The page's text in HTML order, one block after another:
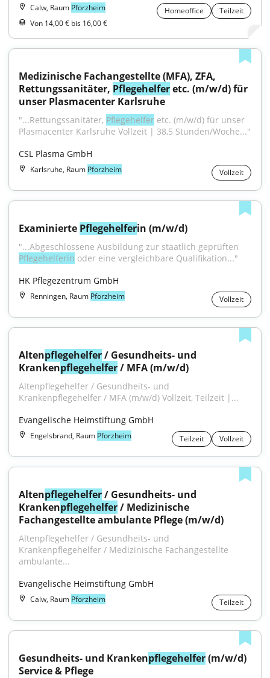
Calw, Raum Pforzheim Homeoffice
Teilzeit
Von 14,00 € bis 16,00 €
Medizinische Fachangestellte (MFA), ZFA,
Rettungssanitäter, Pflegehelfer etc. (m/w/d) für
unser Plasmacenter Karlsruhe
"...Rettungssanitäter, Pflegehelfer etc. (m/w/d) für unser
Plasmacenter Karlsruhe Vollzeit | 38,5 Stunden/Woche..."
CSL Plasma GmbH
Karlsruhe, Raum Pforzheim Vollzeit
Examinierte Pflegehelferin (m/w/d)
Pflegehelferin oder eine vergleichbare Qualifikation..."
HK Pflegezentrum GmbH
Renningen, Raum Pforzheim Vollzeit
Altenpflegehelfer / Gesundheits- und
Krankenpflegehelfer / MFA (m/w/d)
Altenpflegehelfer / Gesundheits- und
Krankenpflegehelfer / MFA (m/w/d) Vollzeit, Teilzeit |...
Evangelische Heimstiftung GmbH
Engelsbrand, Raum Pforzheim Teilzeit Vollzeit
Altenpflegehelfer / Gesundheits- und
Krankenpflegehelfer / Medizinische
Fachangestellte ambulante Pflege (m/w/d)
Altenpflegehelfer / Gesundheits- und
Krankenpflegehelfer / Medizinische Fachangestellte
ambulante...
Evangelische Heimstiftung GmbH
Calw, Raum Pforzheim Teilzeit
Gesundheits- und Krankenpflegehelfer (m/w/d)
Service & Pflege